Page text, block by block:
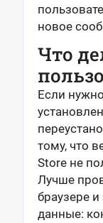
новое
Что
Если
тому, что
Store не
Лучше
браузере
данные: